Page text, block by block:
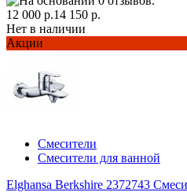
12 000 р.14 150 р.
Нет в наличии
Акции
Смесители
Смесители для ванной
Elghansa Berkshire 2372743